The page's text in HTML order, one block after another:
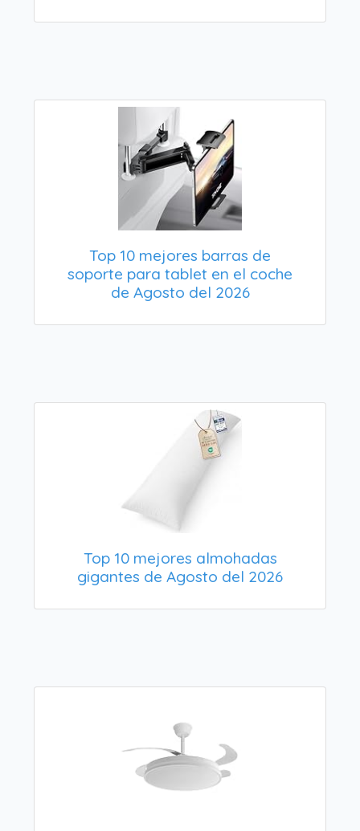
Top 10 mejores barras de
soporte para tablet en el coche
de Agosto del 2026
Top 10 mejores almohadas
gigantes de Agosto del 2026